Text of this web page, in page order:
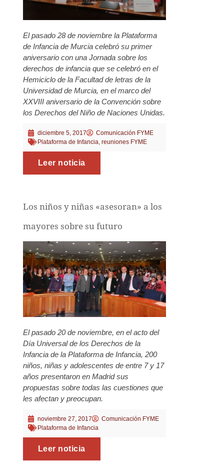
El pasado 28 de noviembre la Plataforma
de Infancia de Murcia celebró su primer
aniversario con una Jornada sobre los
derechos de infancia que se celebró en el
Hemiciclo de la Facultad de letras de la
Universidad de Murcia, en el marco del
XXVIII aniversario de la Convención sobre
los Derechos del Niño de Naciones Unidas.
diciembre 5, 2017
Comunicación FYME
Plataforma de Infancia, reuniones FYME
Leer noticia
Los niños y niñas «asesoran» a los
mayores sobre su futuro
El pasado 20 de noviembre, en el acto del
Día Universal de los Derechos de la
Infancia de la Plataforma de Infancia, 200
niños, niñas y adolescentes de entre 7 y 17
años presentaron en Madrid sus
propuestas sobre todas las cuestiones que
les afectan y preocupan.
noviembre 27, 2017
Comunicación FYME
Plataforma de Infancia
Leer noticia